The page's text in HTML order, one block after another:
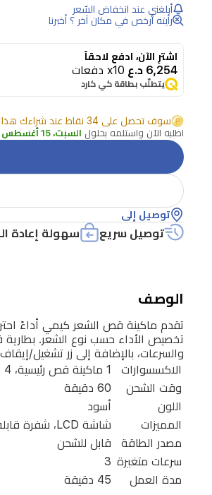
الشعر
أداءً
احترافيًا
الدقيقة
والتشكيل.
الهيكل
المعدني
الكامل
يضمن
للنقش
يتيح
نظام
الشفرة
القابلة
للتعديل
مع
ثلاث
سرعات
أبلغني عند انخفاض السّعر
رأيته أرخص في مكان آخر ؟ أخبرنا
اشترِ الآن، ادفع لاحقاً
6,254 د.ع x10 دفعات
يتطلّب بطاقة كي كارد
سوف تحصل على 34 نقاط عند شراءك هذا المنتج
اطلبه الآن واستلمه بحلول السبت، 15 أغسطس
توصيل إلى
توصيل سريع سهولة إعادة
الوصف
تقدم ماكينة قص الشعر كيمي أداءً
والسرعات، بالإضافة إلى زر تشغيل/
الاكسسوارات
1 ماكينة قص رئيسية، 4 أمشاط دليل، كابل شحن USB، فرشاة تنظيف
وقت الشحن
60 دقيقة
اللون
أسود
المميزات
شاشة LCD، شفرة قابلة للتعديل، شحن عبر USB
مصدر الطاقة
قابل للشحن
سرعات متغيرة 3
مدة العمل
45 دقيقة